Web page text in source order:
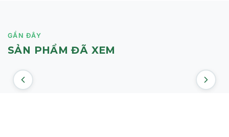
Cách sử dụng:
lòng bàn tay rồi tạo bọt cùng với một ít nước. Sau
đó massage nhẹ nhàng lên da trong vòng 1 phút.
GẦN ĐÂY
SẢN PHẨM ĐÃ XEM